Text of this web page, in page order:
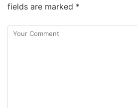
fields are marked *